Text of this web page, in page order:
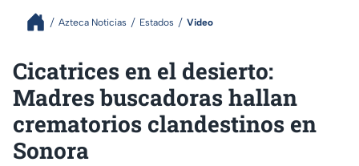
Azteca Noticias Estados Video
Cicatrices en el desierto:
Madres buscadoras hallan
crematorios clandestinos en
Sonora